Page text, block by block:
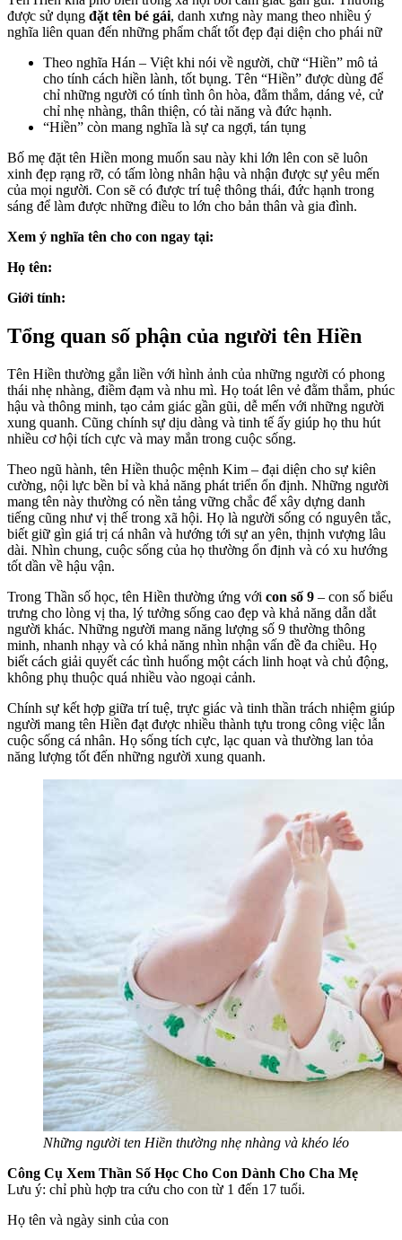
được sử dụng đặt tên bé gái, danh xưng này mang theo nhiều ý
nghĩa liên quan đến những phẩm chất tốt đẹp đại diện cho phái nữ
Theo nghĩa Hán – Việt khi nói về người, chữ “Hiền” mô tả
cho tính cách hiền lành, tốt bụng. Tên “Hiền” được dùng để
chỉ những người có tính tình ôn hòa, đằm thắm, dáng vẻ, cử
chỉ nhẹ nhàng, thân thiện, có tài năng và đức hạnh.
“Hiền” còn mang nghĩa là sự ca ngợi, tán tụng
Bố mẹ đặt tên Hiền mong muốn sau này khi lớn lên con sẽ luôn
xinh đẹp rạng rỡ, có tấm lòng nhân hậu và nhận được sự yêu mến
của mọi người. Con sẽ có được trí tuệ thông thái, đức hạnh trong
sáng để làm được những điều to lớn cho bản thân và gia đình.
Xem ý nghĩa tên cho con ngay tại:
Họ tên:
Giới tính:
Tổng quan số phận của người tên Hiền
Tên Hiền thường gắn liền với hình ảnh của những người có phong
thái nhẹ nhàng, điềm đạm và nhu mì. Họ toát lên vẻ đằm thắm, phúc
hậu và thông minh, tạo cảm giác gần gũi, dễ mến với những người
xung quanh. Cũng chính sự dịu dàng và tinh tế ấy giúp họ thu hút
nhiều cơ hội tích cực và may mắn trong cuộc sống.
Theo ngũ hành, tên Hiền thuộc mệnh Kim – đại diện cho sự kiên
cường, nội lực bền bỉ và khả năng phát triển ổn định. Những người
mang tên này thường có nền tảng vững chắc để xây dựng danh
tiếng cũng như vị thế trong xã hội. Họ là người sống có nguyên tắc,
biết giữ gìn giá trị cá nhân và hướng tới sự an yên, thịnh vượng lâu
dài. Nhìn chung, cuộc sống của họ thường ổn định và có xu hướng
tốt dần về hậu vận.
Trong Thần số học, tên Hiền thường ứng với con số 9 – con số biểu
trưng cho lòng vị tha, lý tưởng sống cao đẹp và khả năng dẫn dắt
người khác. Những người mang năng lượng số 9 thường thông
minh, nhanh nhạy và có khả năng nhìn nhận vấn đề đa chiều. Họ
biết cách giải quyết các tình huống một cách linh hoạt và chủ động,
không phụ thuộc quá nhiều vào ngoại cảnh.
Chính sự kết hợp giữa trí tuệ, trực giác và tinh thần trách nhiệm giúp
người mang tên Hiền đạt được nhiều thành tựu trong công việc lẫn
cuộc sống cá nhân. Họ sống tích cực, lạc quan và thường lan tỏa
năng lượng tốt đến những người xung quanh.
Những người ten Hiền thường nhẹ nhàng và khéo léo
Công Cụ Xem Thần Số Học Cho Con Dành Cho Cha Mẹ
Lưu ý: chỉ phù hợp tra cứu cho con từ 1 đến 17 tuổi.
Họ tên và ngày sinh của con